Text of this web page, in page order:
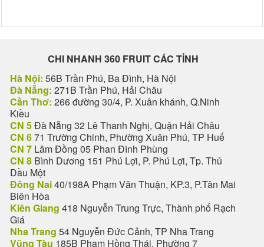
CHI NHANH 360 FRUIT CÁC TỈNH
Hà Nội: 56B Trần Phú, Ba Đình, Hà Nội
Đà Nẵng: 271B Trần Phú, Hải Châu
Cần Thơ: 266 đường 30/4, P. Xuân khánh, Q.Ninh
Kiều
CN 5Đà Nẵng 32 Lê Thanh Nghị, Quận Hải Châu
CN 671 Trường Chinh, Phường Xuân Phú, TP Huế
CN 7 Lâm Đồng 05 Phan Đình Phùng
CN 8 Bình Dương 151 Phú Lợi, P. Phú Lợi, Tp. Thủ
Dầu Một
Đồng Nai40/198A Phạm Văn Thuận, KP.3, P.Tân Mai
Biên Hòa
Kiên Giang 418 Nguyễn Trung Trực, Thành phố Rạch
Giá
Nha Trang 54 Nguyễn Đức Cảnh, TP Nha Trang
Vũng Tàu 185B Phạm Hồng Thái, Phường 7